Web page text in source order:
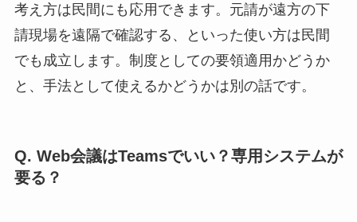
考え方は民間にも応用できます。元請が遠方の下
請現場を遠隔で確認する、といった使い方は民間
でも成立します。制度としての要領適用かどうか
と、手法として使えるかどうかは別の話です。
Q. Web会議はTeamsでいい？専用システムが
要る？